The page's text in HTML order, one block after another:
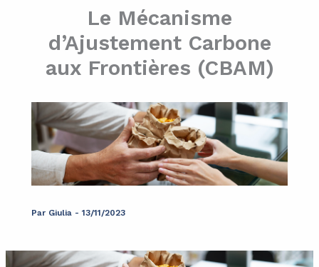
Le Mécanisme
d’Ajustement Carbone
aux Frontières (CBAM)
Par Giulia - 13/11/2023